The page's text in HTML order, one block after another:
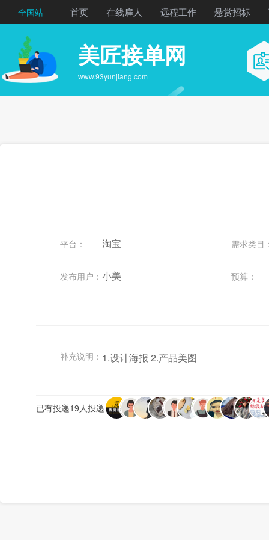
全国站 首页 在线雇人 远程工作 悬赏招标
美匠接单网
www.93yunjiang.com
平台： 淘宝 需求类目
发布用户： 小美 预算：
补充说明： 1.设计海报 2.产品美图
已有投递19人投递